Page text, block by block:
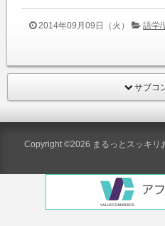
2014年09月09日（火） 語学/
サブコ
Copyright ©2026 まるっとスッキリ